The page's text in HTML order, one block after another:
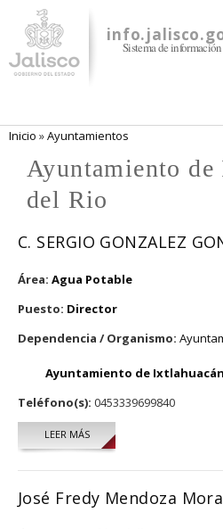
contenido
principal
Sistema de
Se encuentra usted aquí
Inicio »Ayuntamientos
Ayuntamiento de
del Rio
C. SERGIO GONZALEZ
Área: Agua Potable
Puesto: Director
Dependencia / Organismo:
Ayuntamiento de
Teléfono(s): 0453339699840
LEER MÁSSOBRE C. SERGIO
José Fredy Mendoza Mora